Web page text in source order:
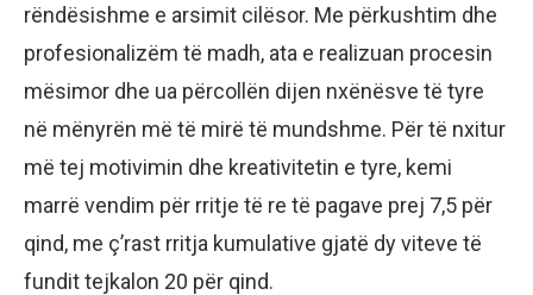
rëndësishme e arsimit cilësor. Me përkushtim dhe
profesionalizëm të madh, ata e realizuan procesin
mësimor dhe ua përcollën dijen nxënësve të tyre
në mënyrën më të mirë të mundshme. Për të nxitur
më tej motivimin dhe kreativitetin e tyre, kemi
marrë vendim për rritje të re të pagave prej 7,5 për
qind, me ç’rast rritja kumulative gjatë dy viteve të
fundit tejkalon 20 për qind.